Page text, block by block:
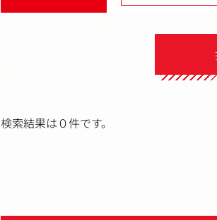
検索結果は０件です。